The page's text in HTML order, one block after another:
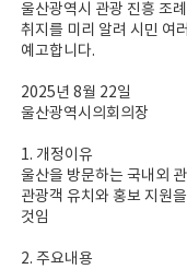
울산광역시 관광 진흥 조
취지를 미리 알려 시민 여
예고합니다.
2025년 8월 22일
울산광역시의회의장
1. 개정이유
울산을 방문하는 국내외
관광객 유치와 홍보 지원
것임
2. 주요내용